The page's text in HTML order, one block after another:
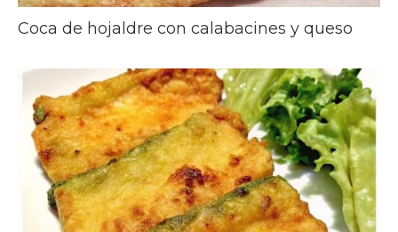
Coca de hojaldre con calabacines y queso